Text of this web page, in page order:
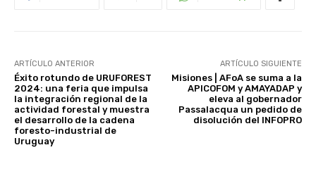
ARTÍCULO ANTERIOR
Éxito rotundo de URUFOREST
2024: una feria que impulsa
la integración regional de la
actividad forestal y muestra
el desarrollo de la cadena
foresto-industrial de
Uruguay
ARTÍCULO SIGUIENTE
Misiones | AFoA se suma a la
APICOFOM y AMAYADAP y
eleva al gobernador
Passalacqua un pedido de
disolución del INFOPRO